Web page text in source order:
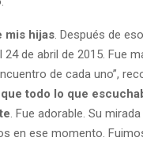
mis hijas. Después de
de abril de 2015. Fue
de cada uno”,
todo lo que
. Fue adorable. Su
en ese momento.